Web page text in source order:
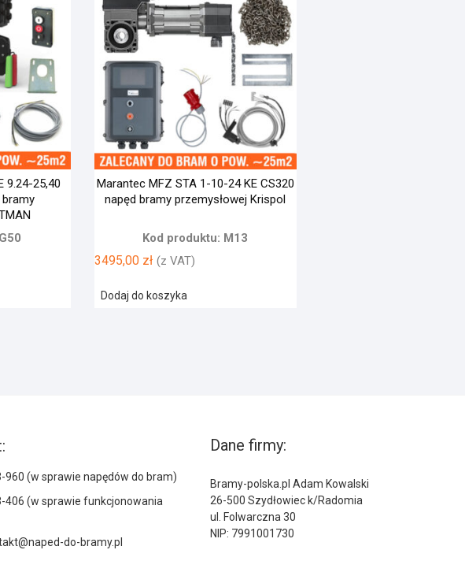
9.24-25,40
bramy
Marantec MFZ STA 1-10-24 KE CS320
napęd bramy przemysłowej Krispol
Kod produktu: M13
3495,00 zł (z VAT)
Dodaj do koszyka
(w sprawie napędów do bram)
406 (w sprawie funkcjonowania
do-bramy.pl
Dane firmy:
Bramy-polska.pl Adam Kowalski
26-500 Szydłowiec k/Radomia
ul. Folwarczna 30
NIP: 7991001730